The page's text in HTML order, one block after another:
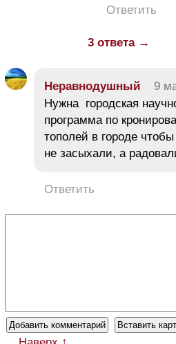
Ответить
3 ответа →
Неравнодушный 9
Нужна городская
программа по
тополей в городе
не засыхали, а
Ответить